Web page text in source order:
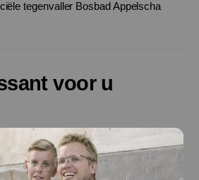
tegenvaller Bosbad Appelscha
voor u